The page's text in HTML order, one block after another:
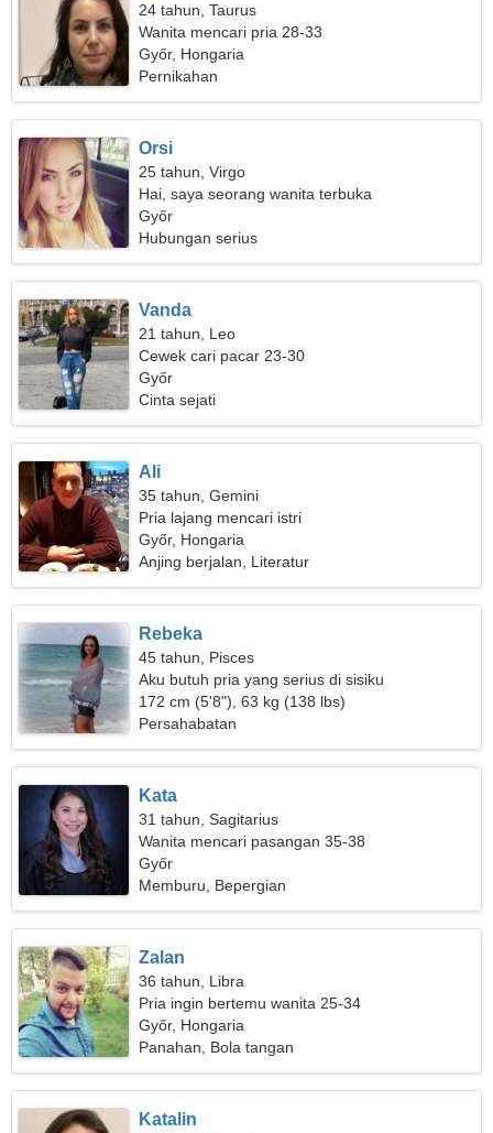
24 tahun, Taurus
Wanita mencari pria 28-33
Győr, Hongaria
Pernikahan
Orsi
25 tahun, Virgo
Hai, saya seorang wanita terbuka
Győr
Hubungan serius
Vanda
21 tahun, Leo
Cewek cari pacar 23-30
Győr
Cinta sejati
Ali
35 tahun, Gemini
Pria lajang mencari istri
Győr, Hongaria
Anjing berjalan, Literatur
Rebeka
45 tahun, Pisces
Aku butuh pria yang serius di sisiku
172 cm (5'8"), 63 kg (138 lbs)
Persahabatan
Kata
31 tahun, Sagitarius
Wanita mencari pasangan 35-38
Győr
Memburu, Bepergian
Zalan
36 tahun, Libra
Pria ingin bertemu wanita 25-34
Győr, Hongaria
Panahan, Bola tangan
Katalin